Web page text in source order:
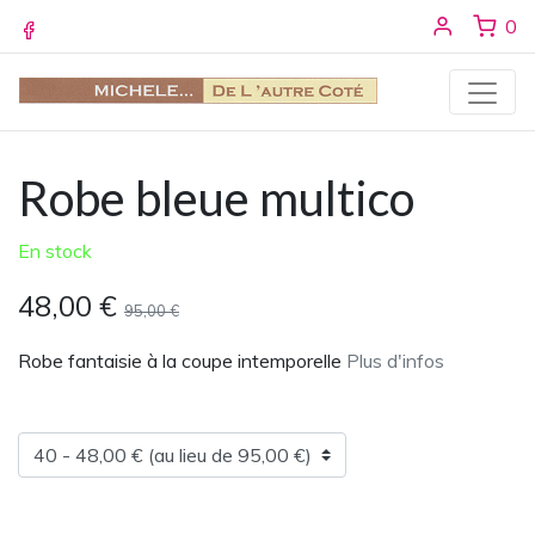
Se 0
Robe bleue multico
En stock
48,00 € 95,00 €
Robe fantaisie à la coupe intemporelle Plus d'infos